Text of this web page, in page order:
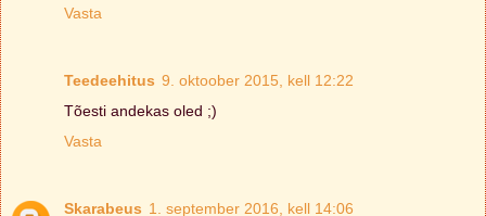
Vasta
Teedeehitus 9. oktoober 2015, kell 12:22
Tõesti andekas oled ;)
Vasta
Skarabeus 1. september 2016, kell 14:06